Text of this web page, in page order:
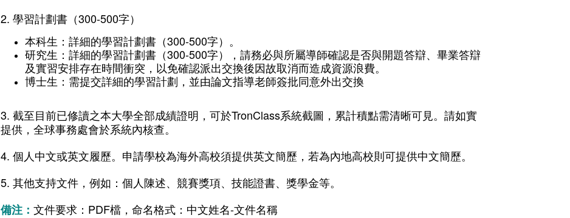
2. 學習計劃書（300-500字）
本科生：詳細的學習計劃書（300-500字）。
研究生：詳細的學習計劃書（300-500字），請務必與所屬導師確認是否與開題答辯、畢業答辯
及實習安排存在時間衝突，以免確認派出交換後因故取消而造成資源浪費。
博士生：需提交詳細的學習計劃，並由論文指導老師簽批同意外出交換
3. 截至目前已修讀之本大學全部成績證明，可於TronClass系統截圖，累計積點需清晰可見。請如實
提供，全球事務處會於系統內核查。
4. 個人中文或英文履歷。申請學校為海外高校須提供英文簡歷，若為內地高校則可提供中文簡歷。
5. 其他支持文件，例如：個人陳述、競賽獎項、技能證書、獎學金等。
備注： 文件要求：PDF檔，命名格式：中文姓名-文件名稱